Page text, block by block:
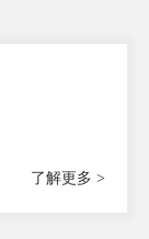
了解更多 >